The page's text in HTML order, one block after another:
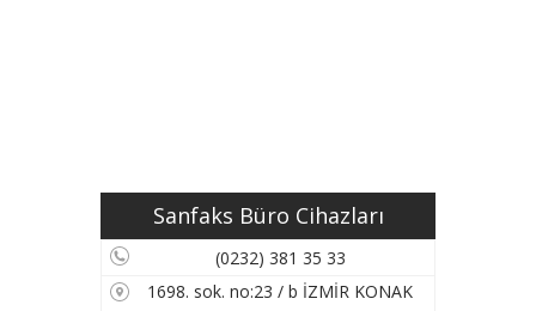
Sanfaks Büro Cihazları
(0232) 381 35 33
1698. sok. no:23 / b İZMİR KONAK